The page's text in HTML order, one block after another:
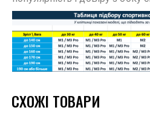
СХОЖІ ТОВАРИ